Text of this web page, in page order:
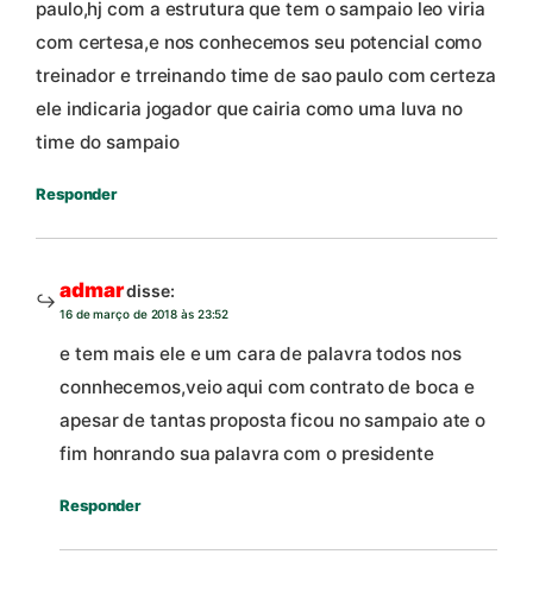
paulo,hj com a estrutura que tem o sampaio leo viria
com certesa,e nos conhecemos seu potencial como
treinador e trreinando time de sao paulo com certeza
ele indicaria jogador que cairia como uma luva no
time do sampaio
Responder
admardisse:
16 de março de 2018 às 23:52
e tem mais ele e um cara de palavra todos nos
connhecemos,veio aqui com contrato de boca e
apesar de tantas proposta ficou no sampaio ate o
fim honrando sua palavra com o presidente
Responder